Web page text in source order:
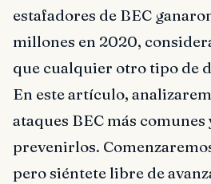
estafadores de BEC
millones en 2020,
que cualquier otro tipo de
En este artículo,
ataques BEC más comunes
prevenirlos.
pero siéntete libre de